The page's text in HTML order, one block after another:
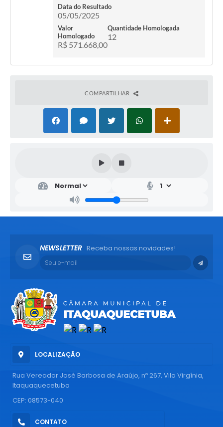
Data do Resultado
05/05/2025
Valor
Homologado
R$ 571.668,00
Quantidade Homologada
12
COMPARTILHAR
LOCALIZAÇÃO
Rua Vereador José Barbosa de Araújo, nº 267, Vila Virgínia,
Itaquaquecetuba
CEP: 08573-040
CONTATO
NEWSLETTER Receba nossas novidades!